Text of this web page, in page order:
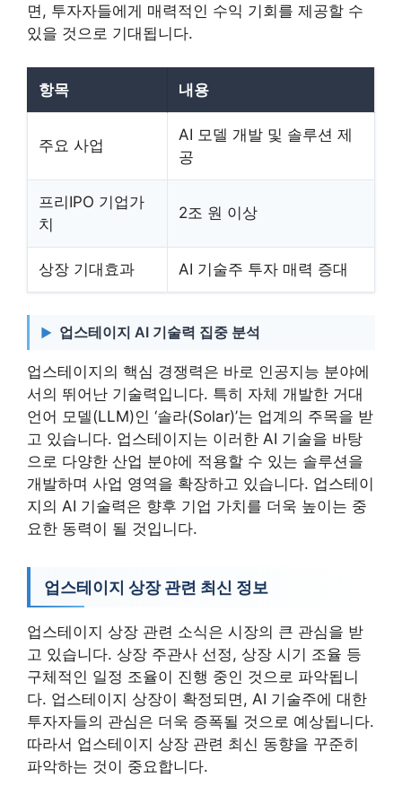
면, 투자자들에게 매력적인 수익 기회를 제공할 수
있을 것으로 기대됩니다.
항목 내용
주요 사업
AI 모델 개발 및 솔루션 제
공
프리IPO 기업가
치
2조 원 이상
상장 기대효과 AI 기술주 투자 매력 증대
업스테이지 AI 기술력 집중 분석
업스테이지의 핵심 경쟁력은 바로 인공지능 분야에
서의 뛰어난 기술력입니다. 특히 자체 개발한 거대
언어 모델(LLM)인 ‘솔라(Solar)’는 업계의 주목을 받
고 있습니다. 업스테이지는 이러한 AI 기술을 바탕
으로 다양한 산업 분야에 적용할 수 있는 솔루션을
개발하며 사업 영역을 확장하고 있습니다. 업스테이
지의 AI 기술력은 향후 기업 가치를 더욱 높이는 중
요한 동력이 될 것입니다.
업스테이지 상장 관련 최신 정보
업스테이지 상장 관련 소식은 시장의 큰 관심을 받
고 있습니다. 상장 주관사 선정, 상장 시기 조율 등
구체적인 일정 조율이 진행 중인 것으로 파악됩니
다. 업스테이지 상장이 확정되면, AI 기술주에 대한
투자자들의 관심은 더욱 증폭될 것으로 예상됩니다.
따라서 업스테이지 상장 관련 최신 동향을 꾸준히
파악하는 것이 중요합니다.